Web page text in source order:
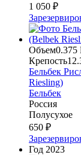
1 050 ₽
Объем0.375
Крепость
Бельбек
Riesling)
Бельбек
Россия
Полусухое
650 ₽
Год 2023